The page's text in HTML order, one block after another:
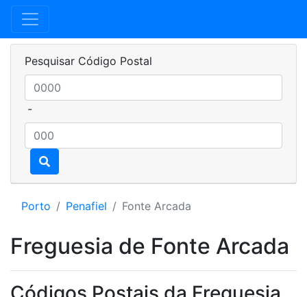
Pesquisar Código Postal
-
Porto Penafiel Fonte Arcada
Freguesia de Fonte Arcada